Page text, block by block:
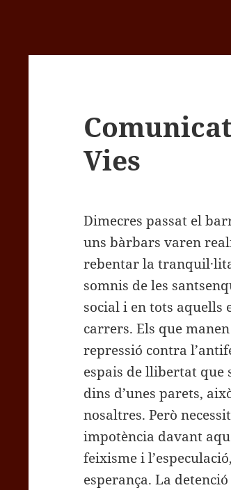
Vies
Dimecres passat el
uns bàrbars varen
rebentar la
somnis de les
social i en tots aquells
carrers. Els que
repressió contra
espais de llibertat que
dins d’unes parets,
nosaltres. Però
impotència davant
feixisme i
esperança. La